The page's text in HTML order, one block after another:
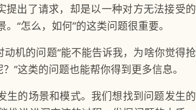
提出了请求，却是以一种对方无法接受的
“怎么，如何”的这类问题很重要。
机的问题“能不能告诉我，为啥你觉得抢
”这类的问题也能帮你得到更多信息。
的场景和模式。我们想找到问题发生的